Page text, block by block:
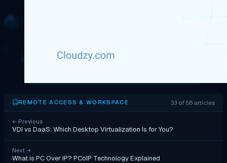
REMOTE ACCESS & WORKSPACE 33 of 56 articles
← Previous
VDI vs DaaS: Which Desktop Virtualization Is for You?
Next →
What is PC Over IP? PCoIP Technology Explained